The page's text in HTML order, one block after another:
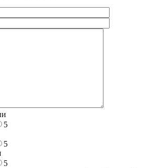
5
5
5